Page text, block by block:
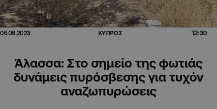
06.08.2023 ΚΥΠΡΟΣ 12:30
Άλασσα: Στο σημείο της φωτιάς
δυνάμεις πυρόσβεσης για τυχόν
αναζωπυρώσεις